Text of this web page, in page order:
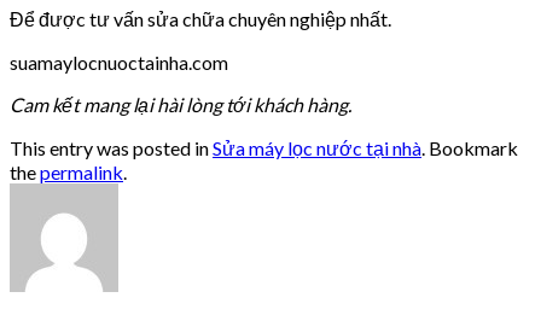
Để được tư vấn sửa chữa chuyên nghiệp nhất.
suamaylocnuoctainha.com
Cam kết mang lại hài lòng tới khách hàng.
This entry was posted inSửa máy lọc nước tại nhà. Bookmark
thepermalink.